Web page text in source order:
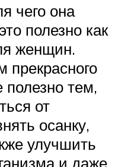
чего она
полезно как
женщин.
прекрасного
полезно тем,
от
осанку,
улучшить
и даже